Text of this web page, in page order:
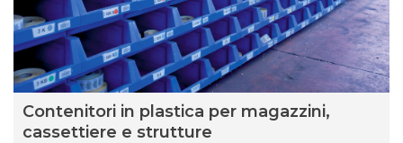
Contenitori in plastica per magazzini,
cassettiere e strutture